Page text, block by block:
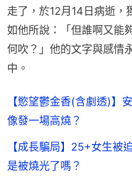
走了，於12月14日病逝，
如他所說：「但誰啊又能
何吹？」他的文字與感情
中。
【慾望鬱金香(含劇透)
像發一場高燒？
【成長騙局】25+女生被
是被燒光了嗎？